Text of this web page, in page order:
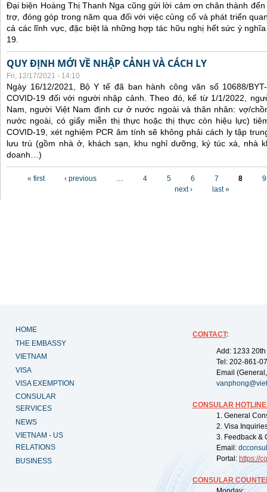
Đại biện Hoàng Thị Thanh Nga cũng gửi lời cảm ơn chân thành
trợ, đóng góp trong năm qua đối với việc củng cố và phát triển
cả các lĩnh vực, đặc biệt là những hợp tác hữu nghị hết sức ý
19.
QUY ĐỊNH MỚI VỀ NHẬP CẢNH VÀ CÁCH LY
Fri, 12/17/2021 - 14:10
Ngày 16/12/2021, Bộ Y tế đã ban hành công văn số 10688/
COVID-19 đối với người nhập cảnh. Theo đó, kể từ 1/1/2022,
Nam, người Việt Nam định cư ở nước ngoài và thân nhân: vợ/
nước ngoài, có giấy miễn thị thực hoặc thị thực còn hiệu lực)
COVID-19, xét nghiệm PCR âm tính sẽ không phải cách ly tập
lưu trú (gồm nhà ở, khách sạn, khu nghỉ dưỡng, ký túc xá, nhà
doanh…)
« first ‹ previous … 4 5 6 7 8
9
next ›
last »
HOME
THE EMBASSY
VIETNAM
VISA
VISA EXEMPTION
CONSULAR
SERVICES
NEWS
VIETNAM - US
RELATIONS
BUSINESS
CONTACT:
Add: 1233
Tel: 202-861-
Email
CONSULAR
1. General
2. Visa
3. Feedback &
Email:
Portal: https://
CONSULAR